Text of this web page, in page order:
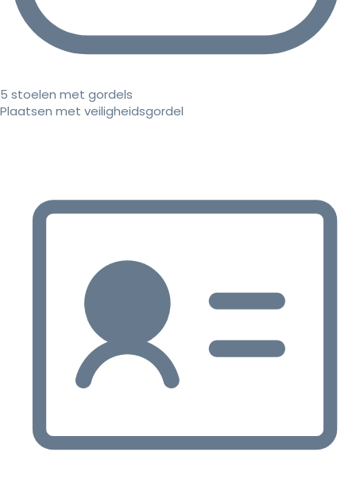
5 stoelen met gordels
Plaatsen met veiligheidsgordel